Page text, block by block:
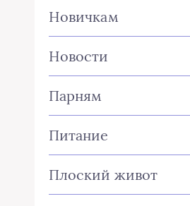
Новичкам
Новости
Парням
Питание
Плоский живот